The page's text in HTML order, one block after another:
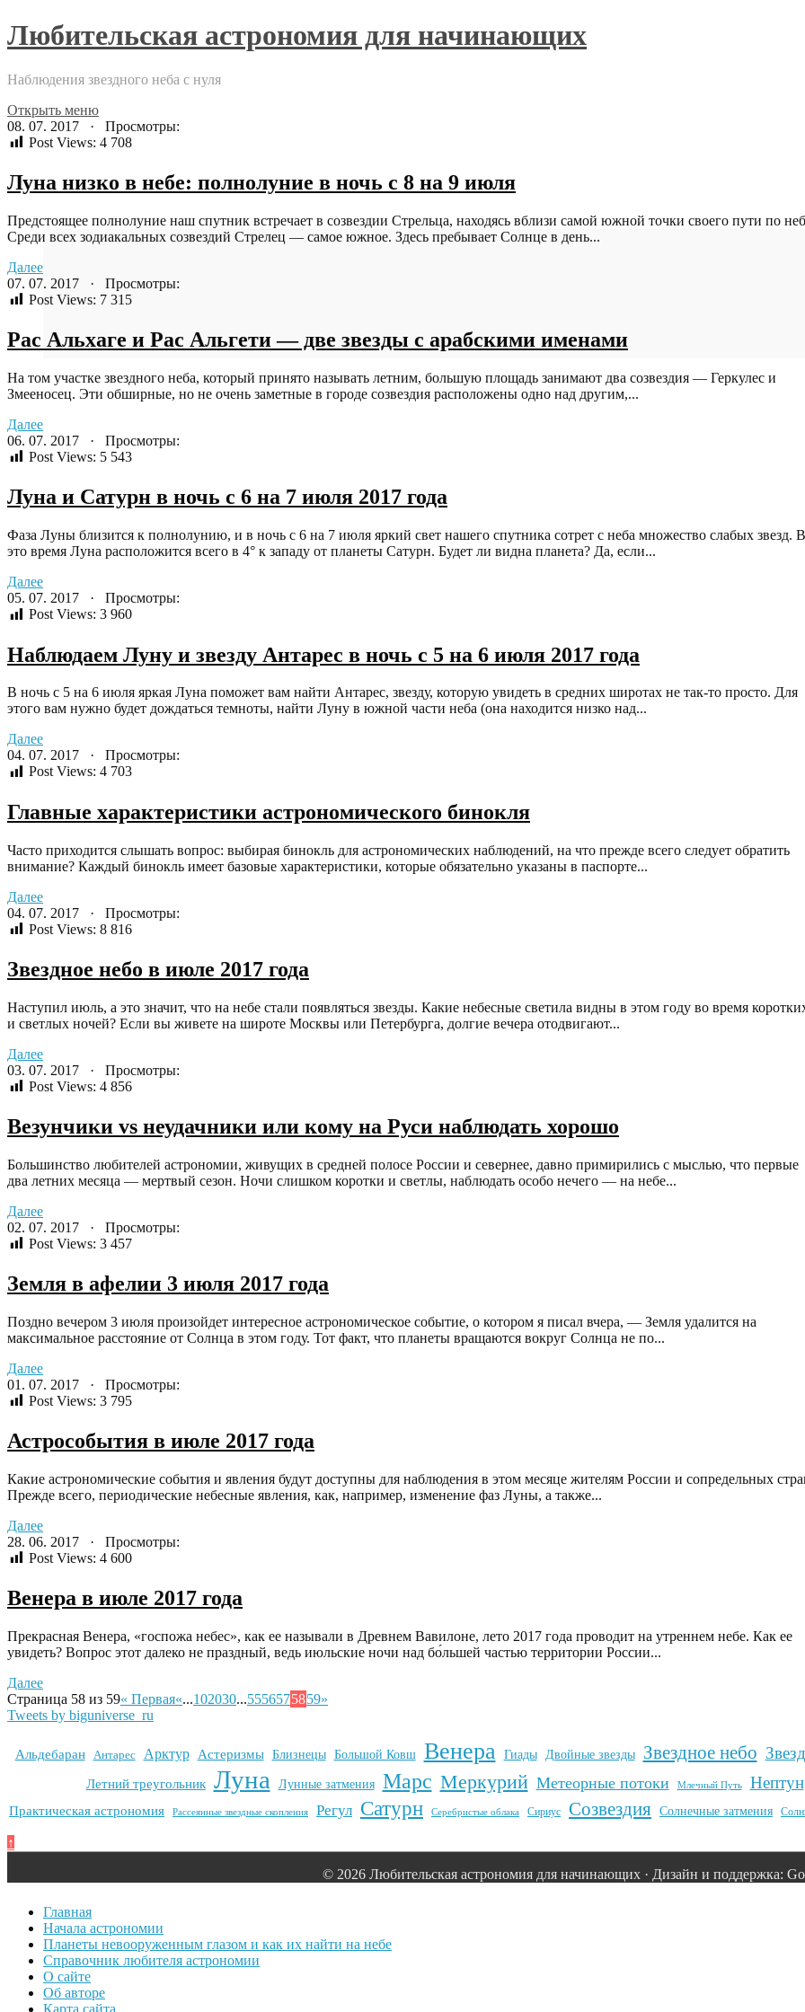
Любительская астрономия для начинающих
Наблюдения звездного неба с нуля
Открыть меню
08. 07. 2017 · Просмотры:
Post Views: 4 708
Луна низко в небе: полнолуние в ночь с 8 на 9 июля
Предстоящее полнолуние наш спутник встречает в созвездии Стрельца, находясь вблизи самой южной точки своего пути по
Среди всех зодиакальных созвездий Стрелец — самое южное. Здесь пребывает Солнце в день...
Далее
07. 07. 2017 · Просмотры:
Post Views: 7 315
Рас Альхаге и Рас Альгети — две звезды с арабскими именами
На том участке звездного неба, который принято называть летним, большую площадь занимают два созвездия — Геркулес и
Змееносец. Эти обширные, но не очень заметные в городе созвездия расположены одно над другим,...
Далее
06. 07. 2017 · Просмотры:
Post Views: 5 543
Луна и Сатурн в ночь с 6 на 7 июля 2017 года
Фаза Луны близится к полнолунию, и в ночь с 6 на 7 июля яркий свет нашего спутника сотрет с неба множество слабых звезд. В
это время Луна расположится всего в 4° к западу от планеты Сатурн. Будет ли видна планета? Да, если...
Далее
05. 07. 2017 · Просмотры:
Post Views: 3 960
Наблюдаем Луну и звезду Антарес в ночь с 5 на 6 июля 2017 года
В ночь с 5 на 6 июля яркая Луна поможет вам найти Антарес, звезду, которую увидеть в средних широтах не так-то просто. Для
этого вам нужно будет дождаться темноты, найти Луну в южной части неба (она находится низко над...
Далее
04. 07. 2017 · Просмотры:
Post Views: 4 703
Главные характеристики астрономического бинокля
Часто приходится слышать вопрос: выбирая бинокль для астрономических наблюдений, на что прежде всего следует обратить
внимание? Каждый бинокль имеет базовые характеристики, которые обязательно указаны в паспорте...
Далее
04. 07. 2017 · Просмотры:
Post Views: 8 816
Звездное небо в июле 2017 года
Наступил июль, а это значит, что на небе стали появляться звезды. Какие небесные светила видны в этом году во время
и светлых ночей? Если вы живете на широте Москвы или Петербурга, долгие вечера отодвигают...
Далее
03. 07. 2017 · Просмотры:
Post Views: 4 856
Везунчики vs неудачники или кому на Руси наблюдать хорошо
Большинство любителей астрономии, живущих в средней полосе России и севернее, давно примирились с мыслью, что первые
два летних месяца — мертвый сезон. Ночи слишком коротки и светлы, наблюдать особо нечего — на небе...
Далее
02. 07. 2017 · Просмотры:
Post Views: 3 457
Земля в афелии 3 июля 2017 года
Поздно вечером 3 июля произойдет интересное астрономическое событие, о котором я писал вчера, — Земля удалится на
максимальное расстояние от Солнца в этом году. Тот факт, что планеты вращаются вокруг Солнца не по...
Далее
01. 07. 2017 · Просмотры:
Post Views: 3 795
Астрособытия в июле 2017 года
Какие астрономические события и явления будут доступны для наблюдения в этом месяце жителям России и сопредельных
Прежде всего, периодические небесные явления, как, например, изменение фаз Луны, а также...
Далее
28. 06. 2017 · Просмотры:
Post Views: 4 600
Венера в июле 2017 года
Прекрасная Венера, «госпожа небес», как ее называли в Древнем Вавилоне, лето 2017 года проводит на утреннем небе. Как ее
увидеть? Вопрос этот далеко не праздный, ведь июльские ночи над бо́льшей частью территории России...
Далее
Страница 58 из 59« Первая«...102030...5556575859»
Tweets by biguniverse_ru
Альдебаран Антарес Арктур Астеризмы Близнецы Большой Ковш Венера Гиады Двойные звезды Звездное небо
Летний треугольник Луна Лунные затмения Марс Меркурий Метеорные потоки Млечный Путь Нептун
Практическая астрономия Рассеянные звездные скопления Регул Сатурн Серебристые облака Сириус Созвездия Солнечные затмения
↑
© 2026 Любительская астрономия для начинающих · Дизайн и поддержка:
Главная
Начала астрономии
Планеты невооруженным глазом и как их найти на небе
Справочник любителя астрономии
О сайте
Об авторе